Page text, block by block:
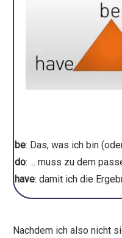
be: Das, was ich bin
do: ... muss zu dem
have: damit ich die
Nachdem ich also nicht